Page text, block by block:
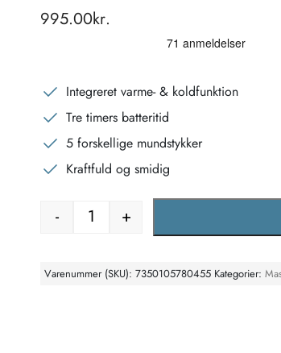
995.00kr.
Integreret varme- & koldfunktion
Tre timers batteritid
5 forskellige mundstykker
Kraftfuld og smidig
Massagepistol Hot & Cold antal
- +
Varenummer (SKU):7350105780455 Kategorier: